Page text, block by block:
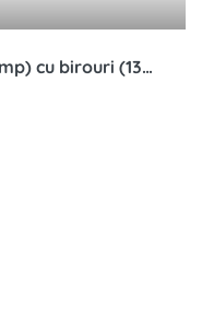
Vanzare hala moderna (1205mp) cu birouri (1341mp), Mogosoaia, 2986mp teren, H-7,75m